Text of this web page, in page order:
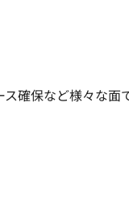
確保など様々な面